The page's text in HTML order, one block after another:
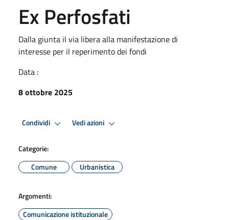
Ex Perfosfati
Dalla giunta il via libera alla manifestazione di
interesse per il reperimento dei fondi
Data :
8 ottobre 2025
Condividi Vedi azioni
Categorie:
Comune
Urbanistica
Argomenti:
Comunicazione istituzionale